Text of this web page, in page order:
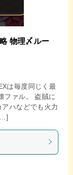
物理〆ルー
毎度同じく最
ファル。 盗賊に
ハなどでも火力